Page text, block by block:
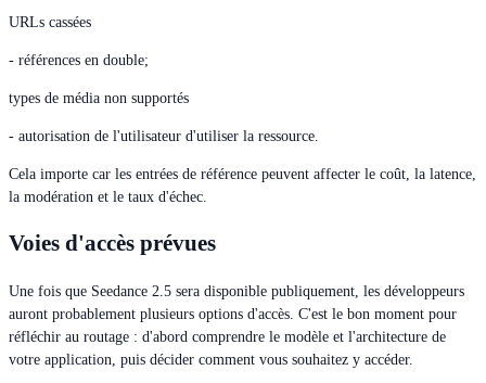
URLs cassées
- références en double;
types de média non supportés
- autorisation de l'utilisateur d'utiliser la ressource.
Cela importe car les entrées de référence peuvent affecter le coût, la latence,
la modération et le taux d'échec.
Voies d'accès prévues
Une fois que Seedance 2.5 sera disponible publiquement, les développeurs
auront probablement plusieurs options d'accès. C'est le bon moment pour
réfléchir au routage : d'abord comprendre le modèle et l'architecture de
votre application, puis décider comment vous souhaitez y accéder.